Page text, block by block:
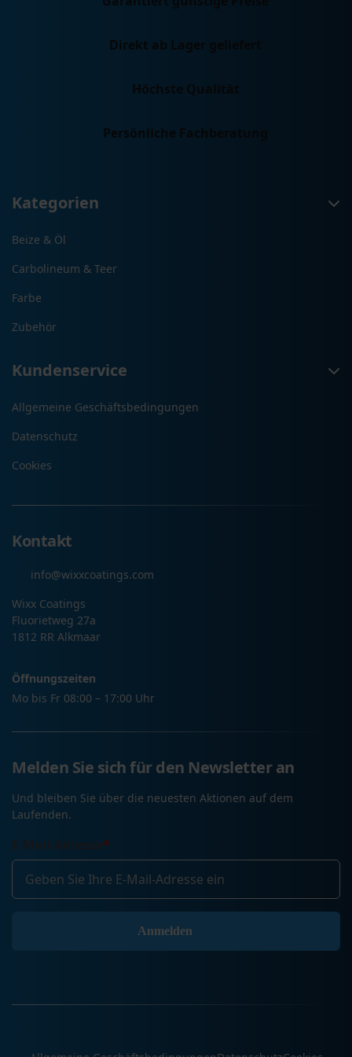
Direkt ab Lager geliefert
Höchste Qualität
Persönliche Fachberatung
Kategorien
Beize & Öl
Carbolineum & Teer
Farbe
Zubehör
Kundenservice
Allgemeine Geschäftsbedingungen
Datenschutz
Cookies
Kontakt
info@wixxcoatings.com
Wixx Coatings
Fluorietweg 27a
1812 RR Alkmaar
Öffnungszeiten
Mo bis Fr 08:00 – 17:00 Uhr
Melden Sie sich für den Newsletter an
Und bleiben Sie über die neuesten Aktionen auf dem
Laufenden.
*